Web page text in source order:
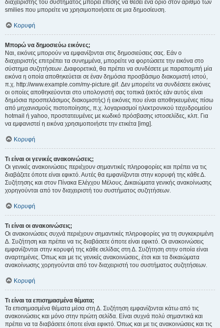
διαχειριστής του συστήματος μπορεί επίσης να θέσει ένα όριο στον αριθμό των
smilies που μπορείτε να χρησιμοποιήσετε σε μια δημοσίευση.
Κορυφή
Μπορώ να δημοσιεύω εικόνες;
Ναι, εικόνες μπορούν να εμφανίζονται στις δημοσιεύσεις σας. Εάν ο
διαχειριστής επιτρέπει τα συνημμένα, μπορείτε να φορτώσετε την εικόνα στο
σύστημα συζητήσεων. Διαφορετικά, θα πρέπει να συνδέσετε με παραπομπή μία
εικόνα η οποία αποθηκεύεται σε έναν δημόσια προσβάσιμο διακομιστή ιστού,
π.χ. http://www.example.com/my-picture.gif. Δεν μπορείτε να συνδέσετε εικόνες
οι οποίες αποθηκεύονται στο υπολογιστή σας τοπικά (εκτός εάν αυτός είναι
δημόσια προσπελάσιμος διακομιστής) ή εικόνες που είναι αποθηκευμένες πίσω
από μηχανισμούς πιστοποίησης, π.χ. λογαριασμοί ηλεκτρονικού ταχυδρομείου
hotmail ή yahoo, προστατευμένες με κωδικό πρόσβασης ιστοσελίδες, κλπ. Για
να εμφανιστεί η εικόνα χρησιμοποιήστε την ετικέτα [img].
Κορυφή
Τι είναι οι γενικές ανακοινώσεις;
Οι γενικές ανακοινώσεις περιέχουν σημαντικές πληροφορίες και πρέπει να τις
διαβάζετε όποτε είναι εφικτό. Αυτές θα εμφανίζονται στην κορυφή της κάθε Δ.
Συζήτησης και στον Πίνακα Ελέγχου Μέλους. Δικαιώματα γενικής ανακοίνωσης
χορηγούνται από τον διαχειριστή του συστήματος συζητήσεων.
Κορυφή
Τι είναι οι ανακοινώσεις;
Οι ανακοινώσεις συχνά περιέχουν σημαντικές πληροφορίες για τη συγκεκριμένη
Δ. Συζήτηση και πρέπει να τις διαβάσετε όποτε είναι εφικτό. Οι ανακοινώσεις
εμφανίζονται στην κορυφή της κάθε σελίδας στη Δ. Συζήτηση στην οποία είναι
αναρτημένες. Όπως και με τις γενικές ανακοινώσεις, έτσι και τα δικαιώματα
ανακοίνωσης χορηγούνται από τον διαχειριστή του συστήματος συζητήσεων.
Κορυφή
Τι είναι τα επισημασμένα θέματα;
Τα επισημασμένα θέματα μέσα στη Δ. Συζήτηση εμφανίζονται κάτω από τις
ανακοινώσεις και μόνο στην πρώτη σελίδα. Είναι συχνά πολύ σημαντικά και
πρέπει να τα διαβάσετε όποτε είναι εφικτό. Όπως και με τις ανακοινώσεις και τις